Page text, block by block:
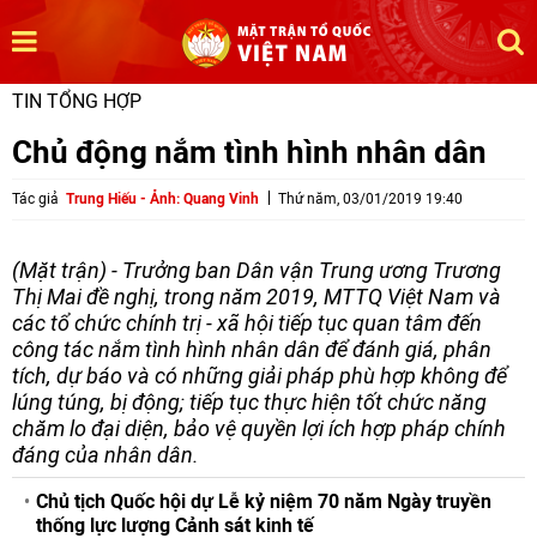
TIN TỔNG HỢP
Chủ động nắm tình hình nhân dân
Tác giả Trung Hiếu - Ảnh: Quang Vinh Thứ năm, 03/01/2019 19:40
(Mặt trận) - Trưởng ban Dân vận Trung ương Trương
Thị Mai đề nghị, trong năm 2019, MTTQ Việt Nam và
các tổ chức chính trị - xã hội tiếp tục quan tâm đến
công tác nắm tình hình nhân dân để đánh giá, phân
tích, dự báo và có những giải pháp phù hợp không để
lúng túng, bị động; tiếp tục thực hiện tốt chức năng
chăm lo đại diện, bảo vệ quyền lợi ích hợp pháp chính
đáng của nhân dân.
Chủ tịch Quốc hội dự Lễ kỷ niệm 70 năm Ngày truyền
thống lực lượng Cảnh sát kinh tế